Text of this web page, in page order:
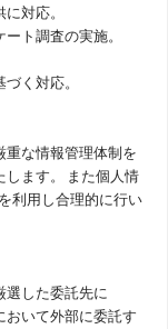
対応。
ト調査の実施。
く対応。
重な情報管理体制を
ます。 また個人情
利用し合理的に行い
選した委託先に
おいて外部に委託す